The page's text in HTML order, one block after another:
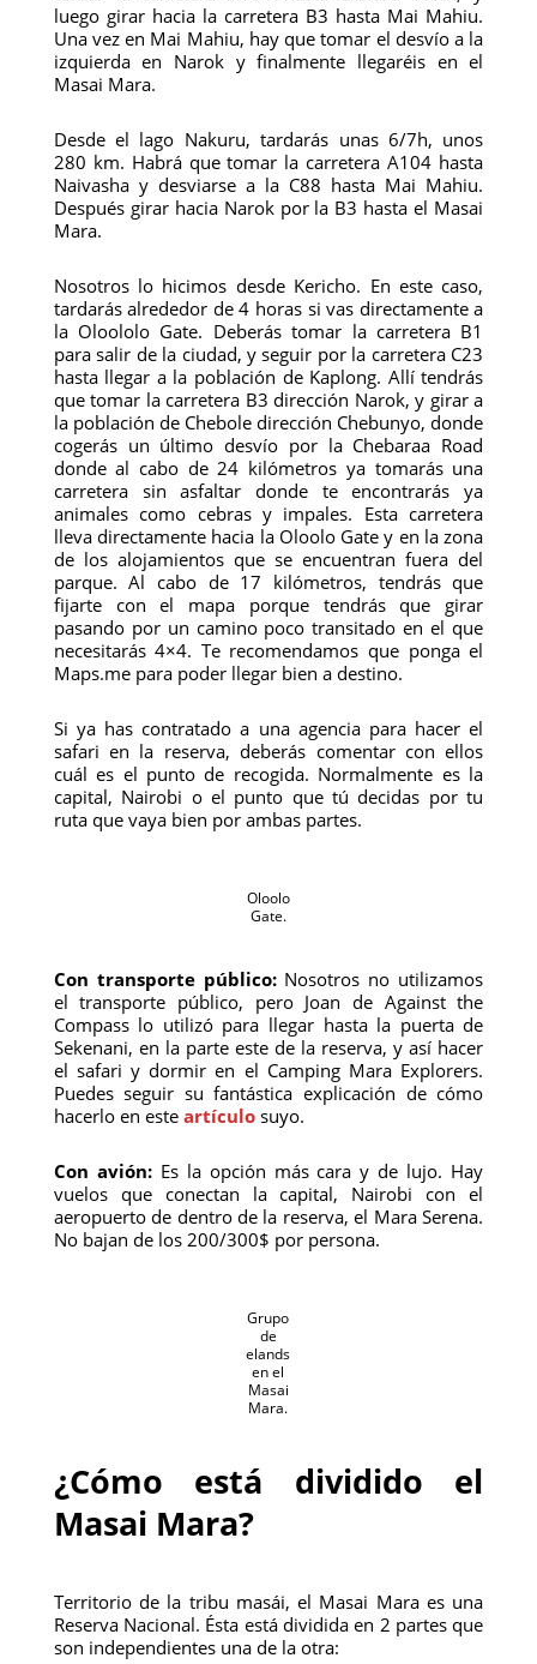
luego girar hacia la carretera B3 hasta Mai Mahiu.
Una vez en Mai Mahiu, hay que tomar el desvío a la
izquierda en Narok y finalmente llegaréis en el
Masai Mara.
Desde el lago Nakuru, tardarás unas 6/7h, unos
280 km. Habrá que tomar la carretera A104 hasta
Naivasha y desviarse a la C88 hasta Mai Mahiu.
Después girar hacia Narok por la B3 hasta el Masai
Mara.
Nosotros lo hicimos desde Kericho. En este caso,
tardarás alrededor de 4 horas si vas directamente a
la Oloololo Gate. Deberás tomar la carretera B1
para salir de la ciudad, y seguir por la carretera C23
hasta llegar a la población de Kaplong. Allí tendrás
que tomar la carretera B3 dirección Narok, y girar a
la población de Chebole dirección Chebunyo, donde
cogerás un último desvío por la Chebaraa Road
donde al cabo de 24 kilómetros ya tomarás una
carretera sin asfaltar donde te encontrarás ya
animales como cebras y impales. Esta carretera
lleva directamente hacia la Oloolo Gate y en la zona
de los alojamientos que se encuentran fuera del
parque. Al cabo de 17 kilómetros, tendrás que
fijarte con el mapa porque tendrás que girar
pasando por un camino poco transitado en el que
necesitarás 4×4. Te recomendamos que ponga el
Maps.me para poder llegar bien a destino.
Si ya has contratado a una agencia para hacer el
safari en la reserva, deberás comentar con ellos
cuál es el punto de recogida. Normalmente es la
capital, Nairobi o el punto que tú decidas por tu
ruta que vaya bien por ambas partes.
Oloolo
Gate.
Con transporte público:Nosotros no utilizamos
el transporte público, pero Joan de Against the
Compass lo utilizó para llegar hasta la puerta de
Sekenani, en la parte este de la reserva, y así hacer
el safari y dormir en el Camping Mara Explorers.
Puedes seguir su fantástica explicación de cómo
hacerlo en este artículosuyo.
Con avión:Es la opción más cara y de lujo. Hay
vuelos que conectan la capital, Nairobi con el
aeropuerto de dentro de la reserva, el Mara Serena.
No bajan de los 200/300$ por persona.
Grupo
de
elands
en el
Masai
Mara.
¿Cómo está dividido el
Masai Mara?
Territorio de la tribu masái, el Masai Mara es una
Reserva Nacional. Ésta está dividida en 2 partes que
son independientes una de la otra: